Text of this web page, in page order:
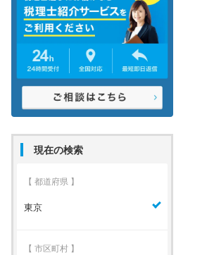
現在の検索
【 都道府県 】
東京
【 市区町村 】